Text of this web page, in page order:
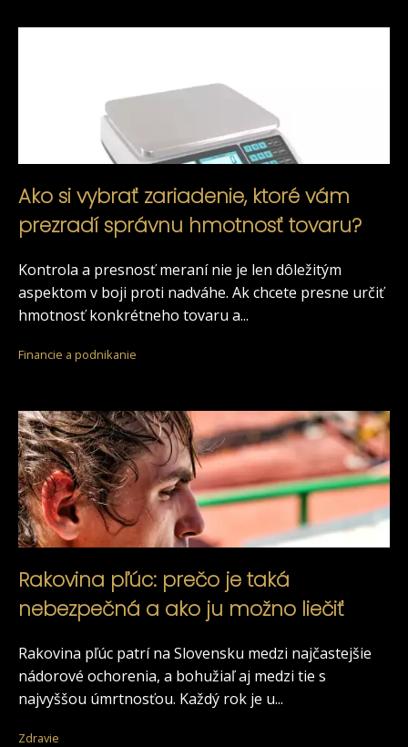
Ako si vybrať zariadenie, ktoré vám
prezradí správnu hmotnosť tovaru?
Kontrola a presnosť meraní nie je len dôležitým
aspektom v boji proti nadváhe. Ak chcete presne určiť
hmotnosť konkrétneho tovaru a...
Financie a podnikanie
Rakovina pľúc: prečo je taká
nebezpečná a ako ju možno liečiť
Rakovina pľúc patrí na Slovensku medzi najčastejšie
nádorové ochorenia, a bohužiaľ aj medzi tie s
najvyššou úmrtnosťou. Každý rok je u...
Zdravie